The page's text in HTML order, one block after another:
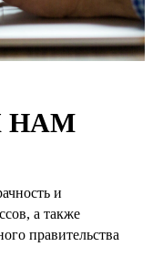
НАМ
и
а также
правительства